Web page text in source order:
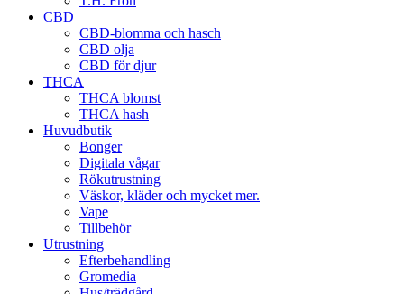
CBD
CBD-blomma och hasch
CBD olja
CBD för djur
THCA
THCA blomst
THCA hash
Huvudbutik
Bonger
Digitala vågar
Rökutrustning
Väskor, kläder och mycket mer.
Vape
Tillbehör
Utrustning
Efterbehandling
Gromedia